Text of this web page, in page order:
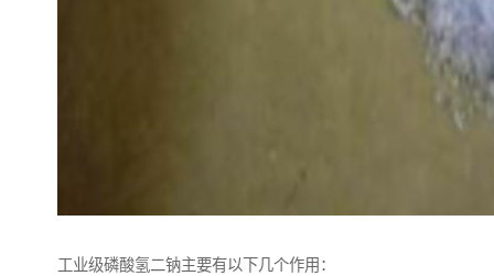
工业级磷酸氢二钠主要有以下几个作用：